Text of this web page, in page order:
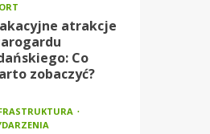
atrakcje
Co
zobaczyć?